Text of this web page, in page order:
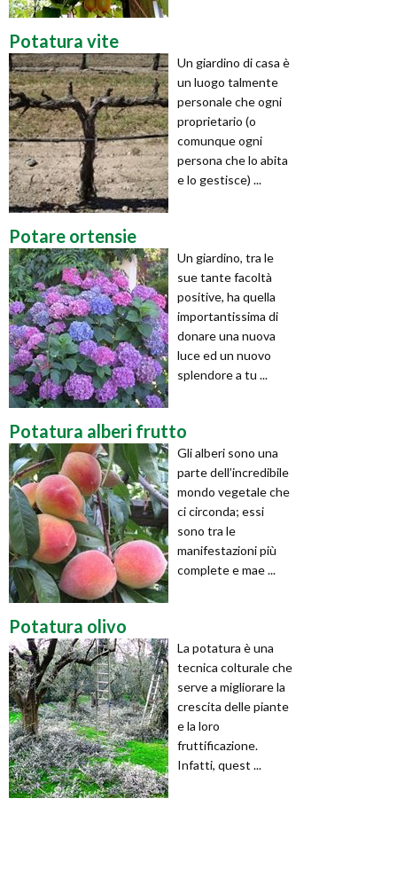
Potatura vite
Un giardino di casa è
un luogo talmente
personale che ogni
proprietario (o
comunque ogni
persona che lo abita
e lo gestisce) ...
Potare ortensie
Un giardino, tra le
sue tante facoltà
positive, ha quella
importantissima di
donare una nuova
luce ed un nuovo
splendore a tu ...
Potatura alberi frutto
Gli alberi sono una
parte dell’incredibile
mondo vegetale che
ci circonda; essi
sono tra le
manifestazioni più
complete e mae ...
Potatura olivo
La potatura è una
tecnica colturale che
serve a migliorare la
crescita delle piante
e la loro
fruttificazione.
Infatti, quest ...